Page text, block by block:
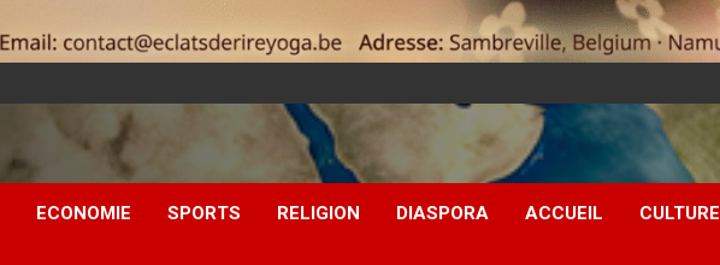
ECONOMIE SPORTS RELIGION DIASPORA ACCUEIL CULTURE